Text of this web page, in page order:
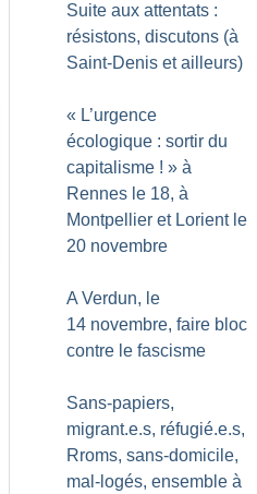
Suite aux attentats :
résistons, discutons (à
Saint-Denis et ailleurs)
« L’urgence
écologique : sortir du
capitalisme ! » à
Rennes le 18, à
Montpellier et Lorient le
20 novembre
A Verdun, le
14 novembre, faire bloc
contre le fascisme
Sans-papiers,
migrant.e.s, réfugié.e.s,
Rroms, sans-domicile,
mal-logés, ensemble à